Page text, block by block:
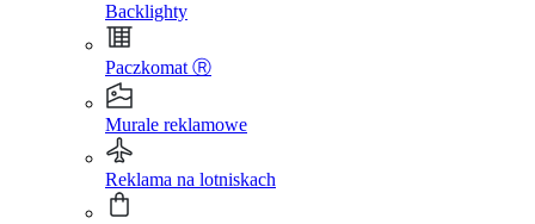
Backlighty
Paczkomat Ⓡ
Murale reklamowe
Reklama na lotniskach